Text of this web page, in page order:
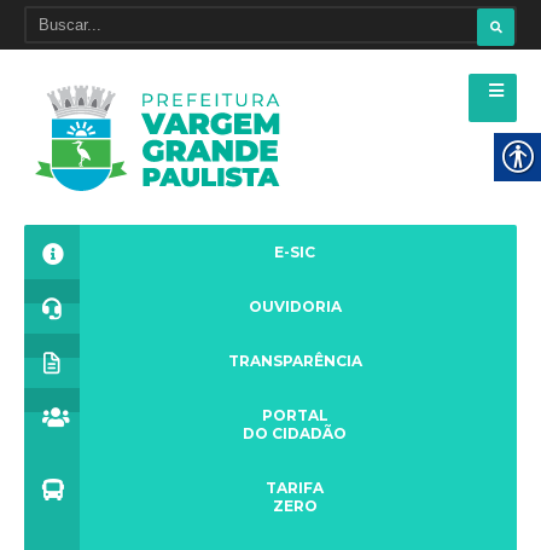
E-SIC
OUVIDORIA
TRANSPARÊNCIA
PORTAL
DO CIDADÃO
TARIFA
ZERO